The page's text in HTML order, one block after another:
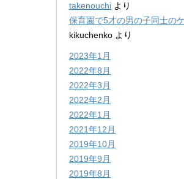
takenouchi より
保育園で5才の男の子同士の
kikuchenko より
2023年1月
2022年8月
2022年3月
2022年2月
2022年1月
2021年12月
2019年10月
2019年9月
2019年8月